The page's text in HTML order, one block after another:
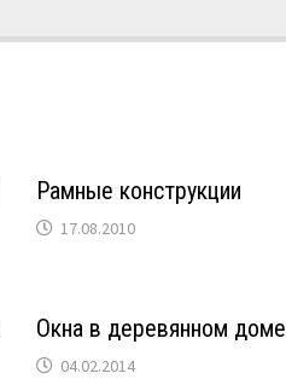
Рамные конструкции
17.08.2010
Окна в деревянном доме
04.02.2014